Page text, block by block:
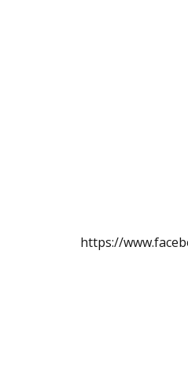
https://